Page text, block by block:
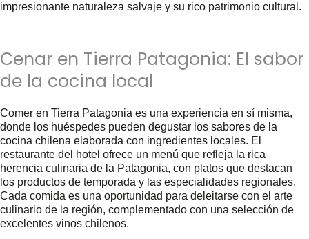
impresionante naturaleza salvaje y su rico patrimonio cultural.
Cenar en Tierra Patagonia: El sabor
de la cocina local
Comer en Tierra Patagonia es una experiencia en sí misma,
donde los huéspedes pueden degustar los sabores de la
cocina chilena elaborada con ingredientes locales. El
restaurante del hotel ofrece un menú que refleja la rica
herencia culinaria de la Patagonia, con platos que destacan
los productos de temporada y las especialidades regionales.
Cada comida es una oportunidad para deleitarse con el arte
culinario de la región, complementado con una selección de
excelentes vinos chilenos.